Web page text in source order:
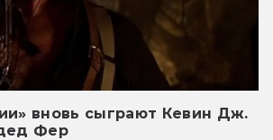
вновь сыграют Кевин Дж.
Фер